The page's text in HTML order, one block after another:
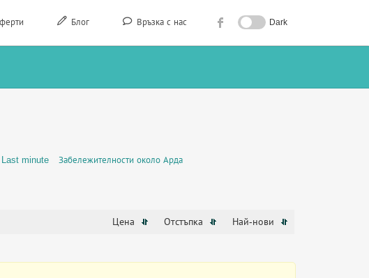
Блог Връзка с нас Dark
Last minute Забележителности около Арда
Цена Отстъпка Най-нови